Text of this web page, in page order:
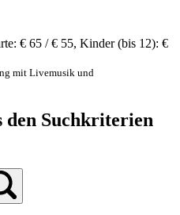
€ 65 / € 55, Kinder (bis 12): €
mit Livemusik und
den Suchkriterien